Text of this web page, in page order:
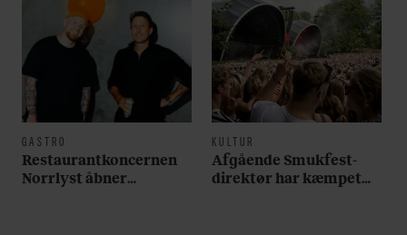
GASTRO
Restaurantkoncernen
Norrlyst åbner
KULTUR
Afgående Smukfest-
direktør har kæmpet